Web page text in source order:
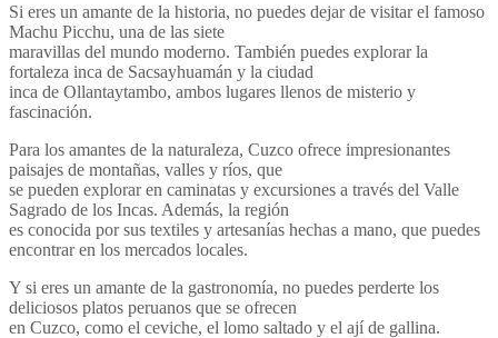
Si eres un amante de la historia, no puedes dejar de visitar el famoso
Machu Picchu, una de las siete
maravillas del mundo moderno. También puedes explorar la
fortaleza inca de Sacsayhuamán y la ciudad
inca de Ollantaytambo, ambos lugares llenos de misterio y
fascinación.
Para los amantes de la naturaleza, Cuzco ofrece impresionantes
paisajes de montañas, valles y ríos, que
se pueden explorar en caminatas y excursiones a través del Valle
Sagrado de los Incas. Además, la región
es conocida por sus textiles y artesanías hechas a mano, que puedes
encontrar en los mercados locales.
Y si eres un amante de la gastronomía, no puedes perderte los
deliciosos platos peruanos que se ofrecen
en Cuzco, como el ceviche, el lomo saltado y el ají de gallina.